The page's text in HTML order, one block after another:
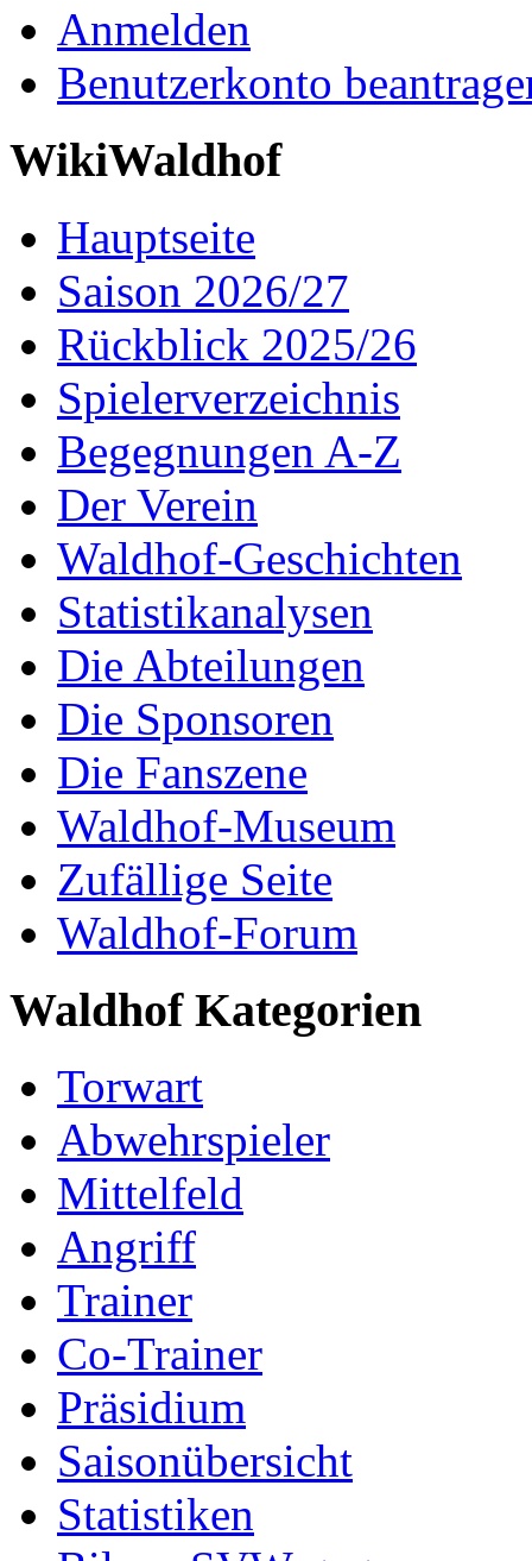
Anmelden
Benutzerkonto
WikiWaldhof
Hauptseite
Saison 2026/27
Rückblick 2025/26
Spielerverzeichnis
Begegnungen A-Z
Der Verein
Waldhof-Geschichten
Statistikanalysen
Die Abteilungen
Die Sponsoren
Die Fanszene
Waldhof-Museum
Zufällige Seite
Waldhof-Forum
Waldhof Kategorien
Torwart
Abwehrspieler
Mittelfeld
Angriff
Trainer
Co-Trainer
Präsidium
Saisonübersicht
Statistiken